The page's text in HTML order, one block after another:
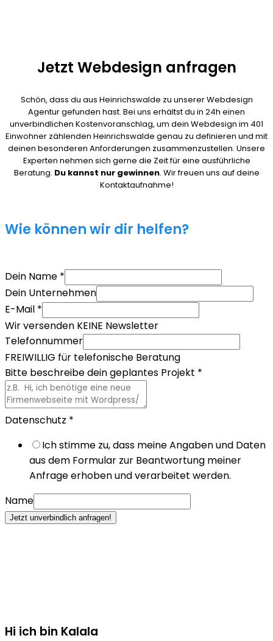
Jetzt Webdesign anfragen
Schön, dass du aus Heinrichswalde zu unserer Webdesign
Agentur gefunden hast. Bei uns erhältst du in 24h einen
unverbindlichen Kostenvoranschlag, um dein Webdesign im 401
Einwohner zählenden Heinrichswalde genau zu definieren und mit
deinen besonderen Anforderungen zusammenzustellen. Unsere
Experten nehmen sich gerne die Zeit für eine ausführliche
Beratung. Du kannst nur gewinnen. Wir freuen uns auf deine
Kontaktaufnahme!
Wie können wir dir helfen?
Dein Name *
Dein Unternehmen
E-Mail *
Wir versenden KEINE Newsletter
Telefonnummer
FREIWILLIG für telefonische Beratung
Bitte beschreibe dein geplantes Projekt *
Datenschutz *
Ich stimme zu, dass meine Angaben und Daten
aus dem Formular zur Beantwortung meiner
Anfrage erhoben und verarbeitet werden.
Name
Jetzt unverbindlich anfragen!
Hi ich bin Kalala